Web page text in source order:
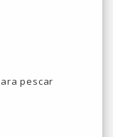
pescar